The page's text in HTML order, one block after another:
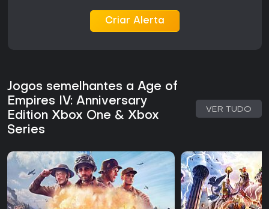
Criar Alerta
Jogos semelhantes a Age of
Empires IV: Anniversary
Edition Xbox One & Xbox
Series
VER TUDO